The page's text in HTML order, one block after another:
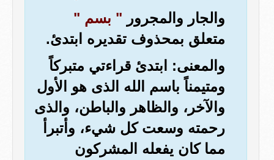
والجار والمجرور " بسم "
متعلق بمحذوف تقديره ابتدئ.
والمعنى: ابتدئ قراءتي متبركاً
ومتيمناً باسم الله الذى هو الأول
والآخر، والظاهر والباطن، والذى
رحمته وسعت كل شيء، وأتبرأ
مما كان يفعله المشركون